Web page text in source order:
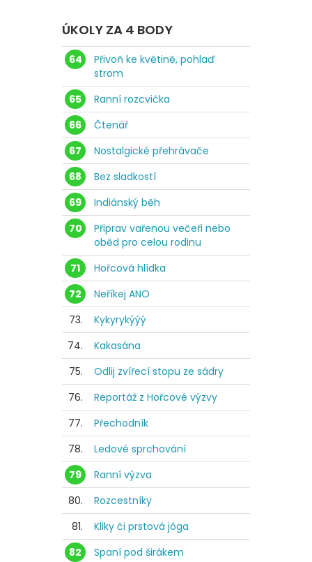
ÚKOLY ZA 4 BODY
64
Přivoň ke květině, pohlaď
strom
65
Ranní rozcvička
66
Čtenář
67
Nostalgické přehrávače
68
Bez sladkostí
69
Indiánský běh
70
Připrav vařenou večeři nebo
oběd pro celou rodinu
71
Hořcová hlídka
72
Neříkej ANO
73.
Kykyrykýýý
74.
Kakasána
75.
Odlij zvířecí stopu ze sádry
76.
Reportáž z Hořcové výzvy
77.
Přechodník
78.
Ledové sprchování
79
Ranní výzva
80.
Rozcestníky
81.
Kliky či prstová jóga
82
Spaní pod širákem